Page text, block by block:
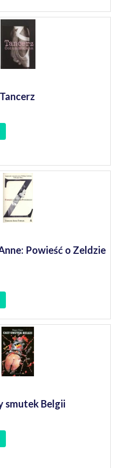
Powieść o Zeldzie
smutek Belgii